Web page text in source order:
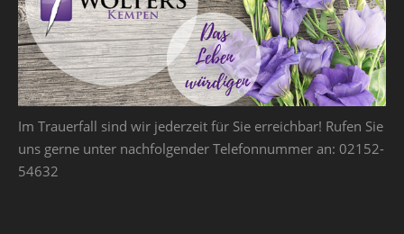
Im Trauerfall sind wir jederzeit für Sie erreichbar! Rufen Sie
uns gerne unter nachfolgender Telefonnummer an: 02152-
54632